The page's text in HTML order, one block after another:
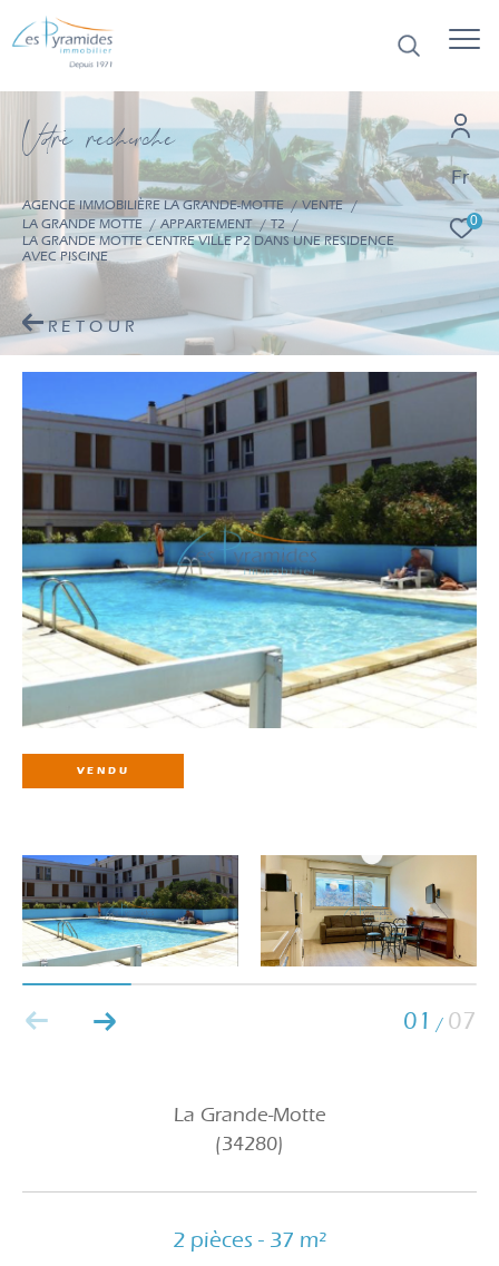
Fr
0
Vore recece
AGENCE IMMOBILIÈRE LA GRANDE-MOTTE
VENTE
LA GRANDE MOTTE
APPARTEMENT
T2
LA GRANDE MOTTE CENTRE VILLE P2 DANS UNE RESIDENCE
AVEC PISCINE
RETOUR
VENDU
01 / 07
La Grande-Motte
(34280)
2 pièces - 37 m²